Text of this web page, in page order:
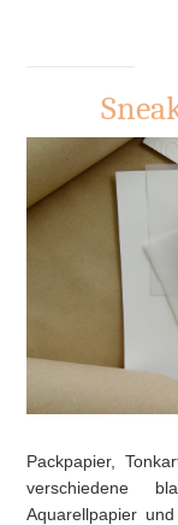
Packpapier,
verschiedene
Aquarellpapier